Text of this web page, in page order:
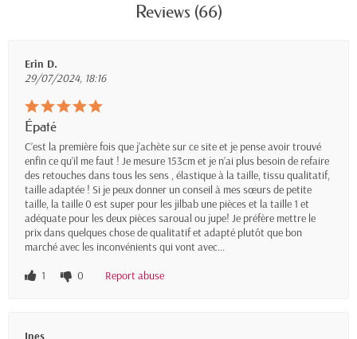
Reviews (66)
Erin D.
29/07/2024, 18:16
Épaté
C’est la première fois que j’achète sur ce site et je pense avoir trouvé
enfin ce qu’il me faut ! Je mesure 153cm et je n’ai plus besoin de refaire
des retouches dans tous les sens , élastique à la taille, tissu qualitatif,
taille adaptée ! Si je peux donner un conseil à mes sœurs de petite
taille, la taille 0 est super pour les jilbab une pièces et la taille 1 et
adéquate pour les deux pièces saroual ou jupe! Je préfère mettre le
prix dans quelques chose de qualitatif et adapté plutôt que bon
marché avec les inconvénients qui vont avec…
1
0 Report abuse
Ines